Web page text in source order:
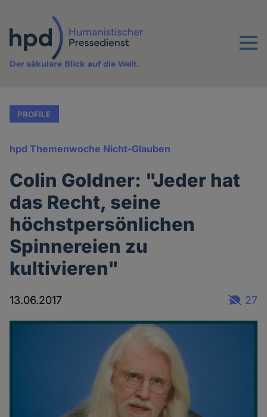
Inhalt
Menu
Der säkulare Blick auf die Welt.
PROFILE
hpd Themenwoche Nicht-Glauben
Colin Goldner: "Jeder hat
das Recht, seine
höchstpersönlichen
Spinnereien zu
kultivieren"
13.06.2017 27